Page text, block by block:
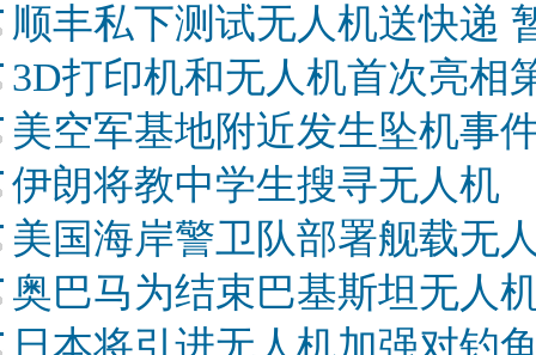
顺丰私下测试无人机送快递
3D打印机和无人机首次亮相
美空军基地附近发生坠机事
伊朗将教中学生搜寻无人机
美国海岸警卫队部署舰载无
奥巴马为结束巴基斯坦无人
日本将引进无人机加强对钓